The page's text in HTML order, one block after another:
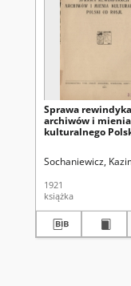
Sprawa
archiwów i mienia
kulturalnego
Sochaniewicz,
1921
książka